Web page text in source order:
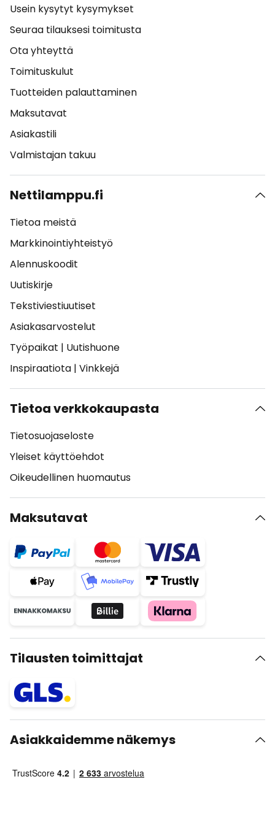
Usein kysytyt kysymykset
Seuraa tilauksesi toimitusta
Ota yhteyttä
Toimituskulut
Tuotteiden palauttaminen
Maksutavat
Asiakastili
Valmistajan takuu
Nettilamppu.fi
Tietoa meistä
Markkinointiyhteistyö
Alennuskoodit
Uutiskirje
Tekstiviestiuutiset
Asiakasarvostelut
Työpaikat | Uutishuone
Inspiraatiota | Vinkkejä
Tietoa verkkokaupasta
Tietosuojaseloste
Yleiset käyttöehdot
Oikeudellinen huomautus
Maksutavat
Tilausten toimittajat
Asiakkaidemme näkemys